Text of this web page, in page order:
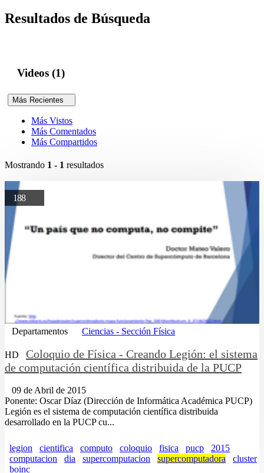
Resultados de Búsqueda
Videos (1)
Más Recientes
Más Vistos
Más Comentados
Más Compartidos
Mostrando 1 - 1 resultados
188
Departamentos Ciencias - Sección Física
HD
Coloquio de Física - Creando Legión: el sistema
de computación científica distribuida de la PUCP
09 de Abril de 2015
Ponente: Oscar Díaz (Dirección de Informática Académica PUCP)
Legión es el sistema de computación científica distribuida
desarrollado en la PUCP cu...
legion cientifica computo coloquio fisica pucp
2015
computacion
dia supercomputacion supercomputadora
cluster
boinc